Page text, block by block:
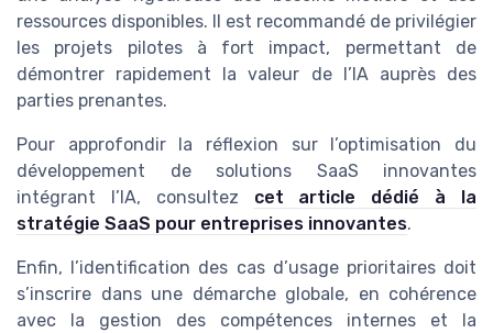
ressources disponibles. Il est recommandé de privilégier
les projets pilotes à fort impact, permettant de
démontrer rapidement la valeur de l’IA auprès des
parties prenantes.
Pour approfondir la réflexion sur l’optimisation du
développement de solutions SaaS innovantes
intégrant l’IA, consultez cet article dédié à la
stratégie SaaS pour entreprises innovantes.
Enfin, l’identification des cas d’usage prioritaires doit
s’inscrire dans une démarche globale, en cohérence
avec la gestion des compétences internes et la